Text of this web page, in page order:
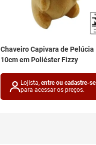
Chaveiro Capivara de Pelúcia
10cm em Poliéster Fizzy
Lojista, entre ou cadastre-se
para acessar os preços.